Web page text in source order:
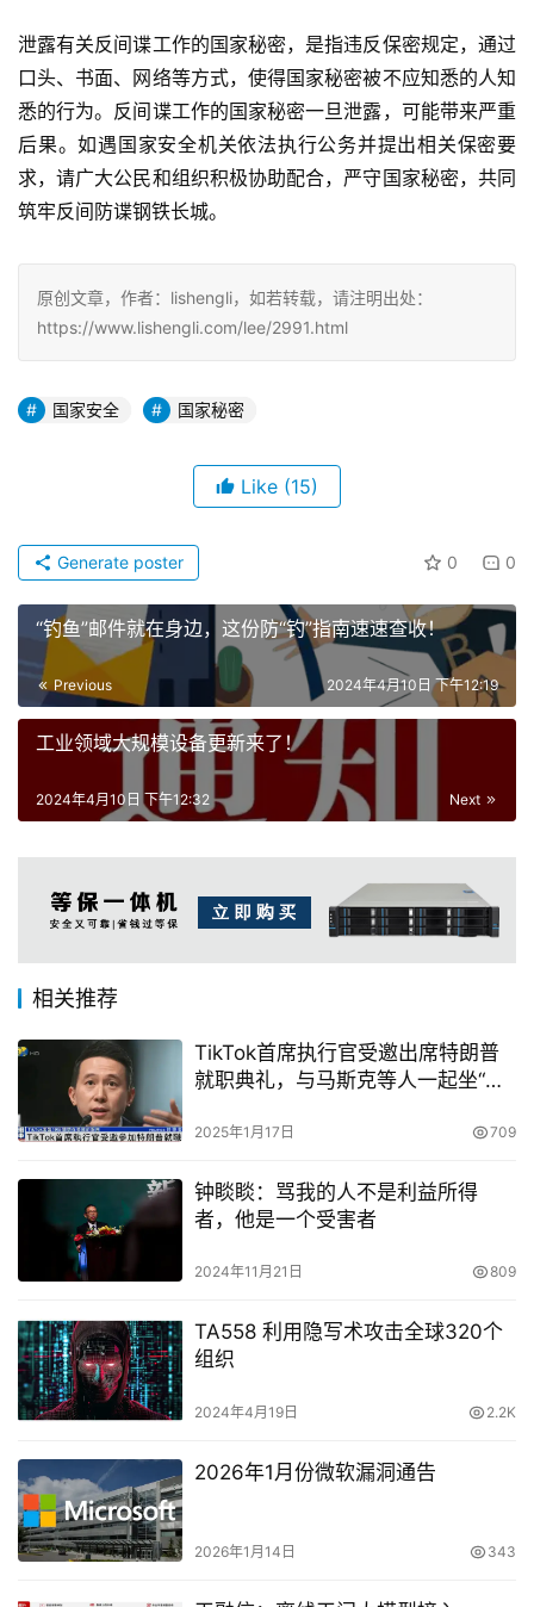
泄露有关反间谍工作的国家秘密，是指违反保密规定，通过
口头、书面、网络等方式，使得国家秘密被不应知悉的人知
悉的行为。反间谍工作的国家秘密一旦泄露，可能带来严重
后果。如遇国家安全机关依法执行公务并提出相关保密要
求，请广大公民和组织积极协助配合，严守国家秘密，共同
筑牢反间防谍钢铁长城。
原创文章，作者：lishengli，如若转载，请注明出处：
https://www.lishengli.com/lee/2991.html
国家安全 国家秘密
Like (15)
0 0
Generate poster
“钓鱼”邮件就在身边，这份防“钓”指南速速查收！
Previous 2024年4月10日 下午12:19
工业领域大规模设备更新来了！
Next
2024年4月10日 下午12:32
相关推荐
TikTok首席执行官受邀出席特朗普
就职典礼，与马斯克等人一起坐“重
2025年1月17日 709
钟睒睒：骂我的人不是利益所得
者，他是一个受害者
2024年11月21日 809
TA558 利用隐写术攻击全球320个
组织
2024年4月19日 2.2K
2026年1月份微软漏洞通告
2026年1月14日 343